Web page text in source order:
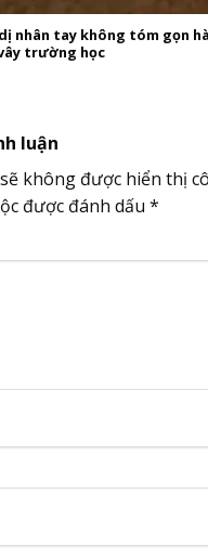
nhân tay không tóm gọn
trường học
luận
không được hiển thị
được đánh dấu *